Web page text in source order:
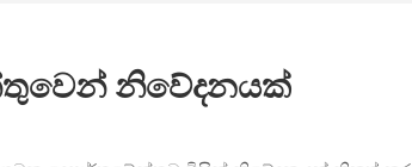
නිවේදනයක්